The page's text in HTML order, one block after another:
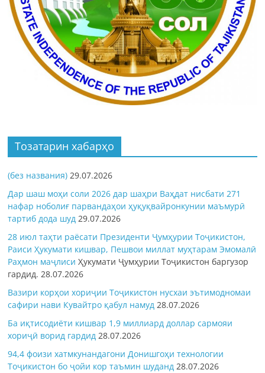
Тозатарин хабарҳо
(без названия) 29.07.2026
Дар шаш моҳи соли 2026 дар шаҳри Ваҳдат нисбати 271
нафар ноболиғ парвандаҳои ҳуқуқвайронкунии маъмурӣ
тартиб дода шуд 29.07.2026
28 июл таҳти раёсати Президенти Ҷумҳурии Тоҷикистон,
Раиси Ҳукумати кишвар, Пешвои миллат муҳтарам Эмомалӣ
Раҳмон маҷлисиҲукумати Ҷумҳурии Тоҷикистон баргузор
гардид.28.07.2026
Вазири корҳои хориҷии Тоҷикистон нусхаи эътимодномаи
сафири нави Кувайтро қабул намуд 28.07.2026
Ба иқтисодиёти кишвар 1,9 миллиард доллар сармояи
хориҷӣ ворид гардид 28.07.2026
94,4 фоизи хатмкунандагони Донишгоҳи технологии
Тоҷикистон бо ҷойи кор таъмин шуданд 28.07.2026